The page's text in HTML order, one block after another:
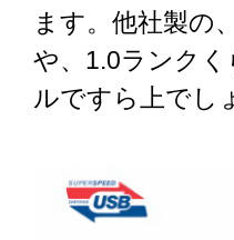
ます。他社製の
や、1.0ランク
ルですら上でし